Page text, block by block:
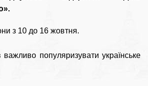
з 10 до 16 жовтня.
важливо популяризувати українське